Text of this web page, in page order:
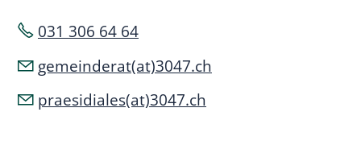
031 306 64 64
gemeinderat(at)3047.ch
praesidiales(at)3047.ch